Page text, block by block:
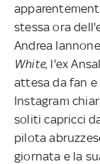
stessa ora
Andrea
White, l'ex
attesa da fan
Instagram
soliti capricci
pilota
giornata e la